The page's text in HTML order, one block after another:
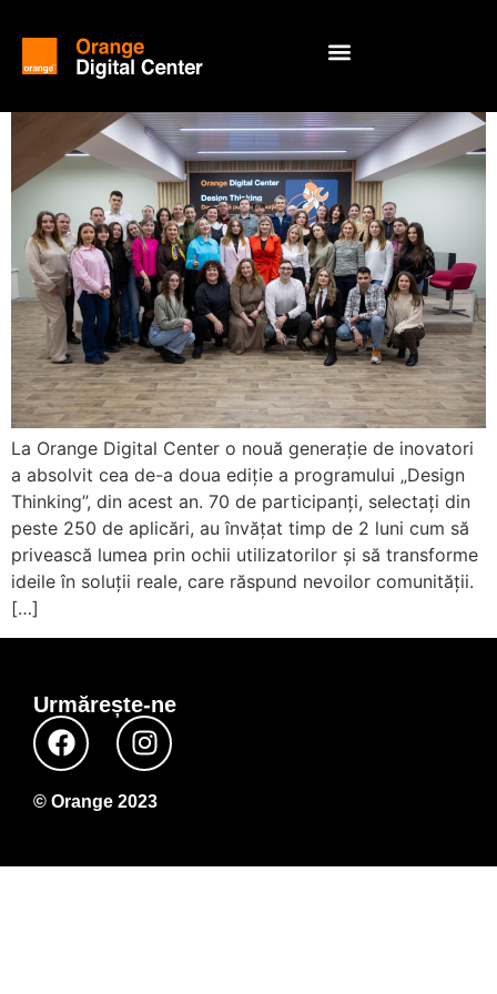
La Orange Digital Center o nouă generație de inovatori
a absolvit cea de-a doua ediție a programului „Design
Thinking”, din acest an. 70 de participanți, selectați din
peste 250 de aplicări, au învățat timp de 2 luni cum să
privească lumea prin ochii utilizatorilor și să transforme
ideile în soluții reale, care răspund nevoilor comunității.
[…]
Urmărește-ne
© Orange 2023